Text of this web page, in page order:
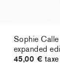
Sophie
expanded
45,00 €